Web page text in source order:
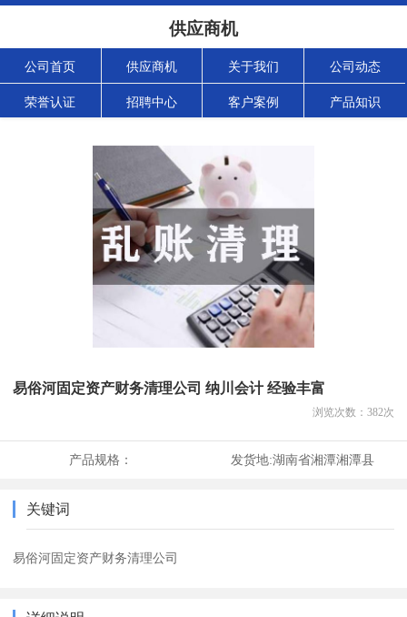
供应商机
公司首页 供应商机 关于我们 公司动态
荣誉认证 招聘中心 客户案例 产品知识
易俗河固定资产财务清理公司 纳川会计 经验丰富
浏览次数： 382次
产品规格： 发货地:湖南省湘潭湘潭县
关键词
易俗河固定资产财务清理公司